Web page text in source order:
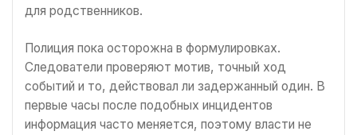
для родственников.
Полиция пока осторожна в формулировках.
Следователи проверяют мотив, точный ход
событий и то, действовал ли задержанный один. В
первые часы после подобных инцидентов
информация часто меняется, поэтому власти не